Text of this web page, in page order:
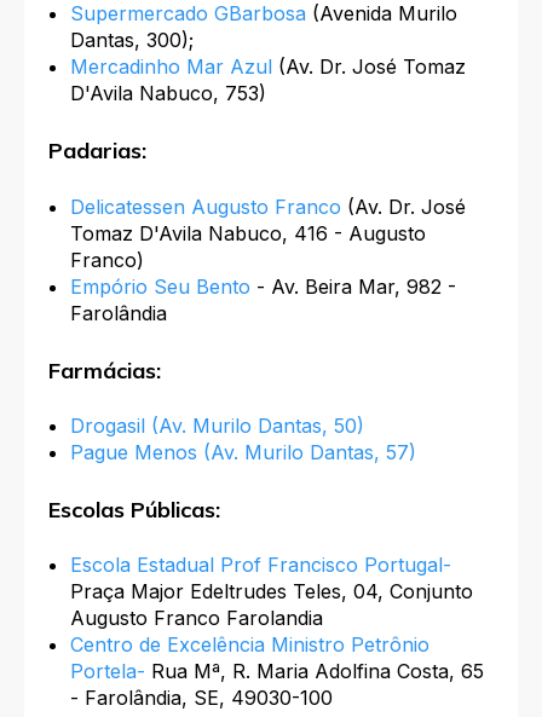
Supermercado GBarbosa (Avenida Murilo
Dantas, 300);
Mercadinho Mar Azul (Av. Dr. José Tomaz
D'Avila Nabuco, 753)
Padarias:
Delicatessen Augusto Franco (Av. Dr. José
Tomaz D'Avila Nabuco, 416 - Augusto
Franco)
Empório Seu Bento - Av. Beira Mar, 982 -
Farolândia
Farmácias:
Drogasil (Av. Murilo Dantas, 50)
Pague Menos (Av. Murilo Dantas, 57)
Escolas Públicas:
Escola Estadual Prof Francisco Portugal-
Praça Major Edeltrudes Teles, 04, Conjunto
Augusto Franco Farolandia
Centro de Excelência Ministro Petrônio
Portela- Rua Mª, R. Maria Adolfina Costa, 65
- Farolândia, SE, 49030-100